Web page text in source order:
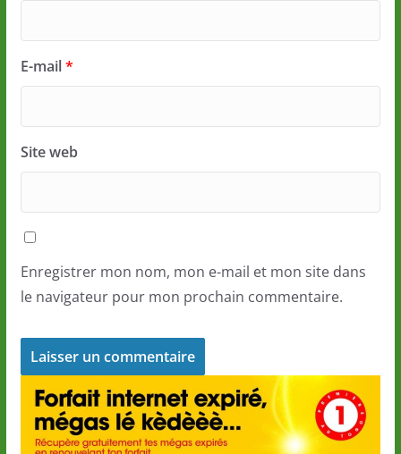
E-mail*
Site web
Enregistrer mon nom, mon e-mail et mon site dans
le navigateur pour mon prochain commentaire.